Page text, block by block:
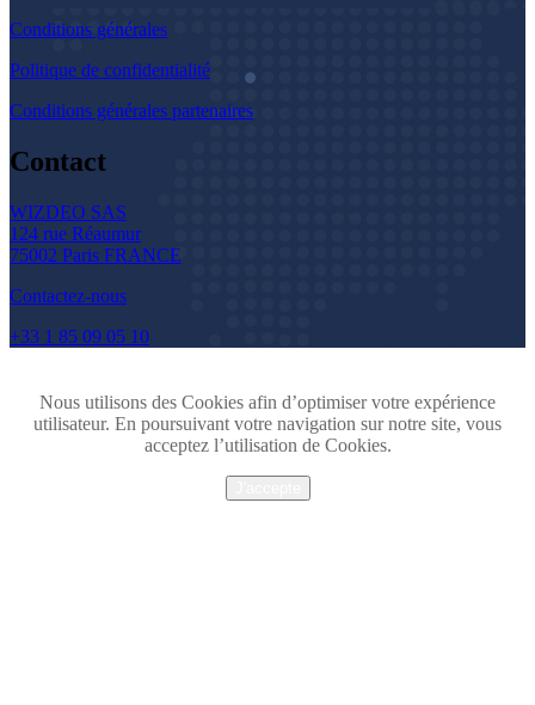
Conditions générales
Politique de confidentialité
Conditions générales partenaires
Contact
WIZDEO SAS
124 rue Réaumur
75002 Paris FRANCE
Contactez-nous
+33 1 85 09 05 10
Nous utilisons des Cookies afin d’optimiser votre expérience
utilisateur. En poursuivant votre navigation sur notre site, vous
acceptez l’utilisation de Cookies.